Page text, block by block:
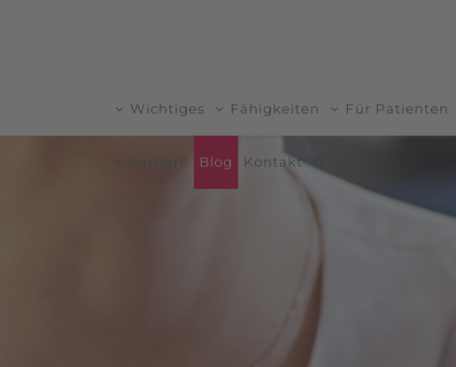
Wichtiges Fähigkeiten Für Patienten
Karriere Blog Kontakt